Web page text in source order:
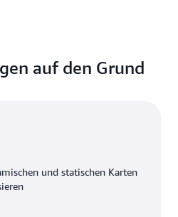
auf den Grund
und statischen Karten